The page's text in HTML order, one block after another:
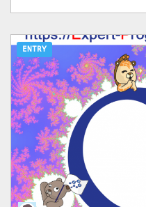
ENTRY